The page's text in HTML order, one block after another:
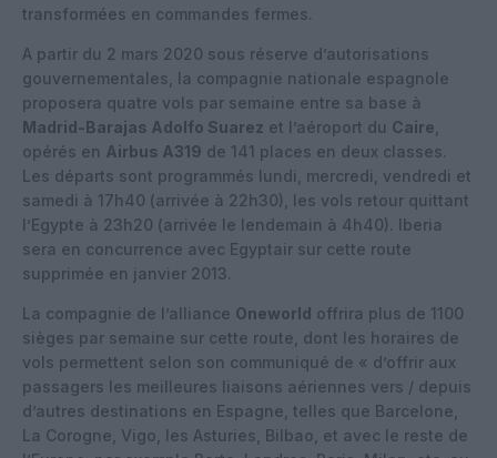
transformées en commandes fermes.
A partir du 2 mars 2020 sous réserve d’autorisations
gouvernementales, la compagnie nationale espagnole
proposera quatre vols par semaine entre sa base à
Madrid-Barajas Adolfo Suarez et l’aéroport du Caire
opérés en Airbus A319 de 141 places en deux classes.
Les départs sont programmés lundi, mercredi, vendredi et
samedi à 17h40 (arrivée à 22h30), les vols retour quittant
l’Egypte à 23h20 (arrivée le lendemain à 4h40). Iberia
sera en concurrence avec Egyptair sur cette route
supprimée en janvier 2013.
La compagnie de l’alliance Oneworld offrira plus de 1100
sièges par semaine sur cette route, dont les horaires de
vols permettent selon son communiqué de « d’offrir aux
passagers les meilleures liaisons aériennes vers / depuis
d’autres destinations en Espagne, telles que Barcelone,
La Corogne, Vigo, les Asturies, Bilbao, et avec le reste de